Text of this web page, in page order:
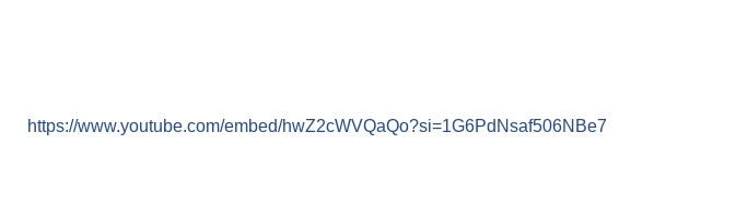
https://www.youtube.com/embed/hwZ2cWVQaQo?si=1G6PdNsaf506NBe7